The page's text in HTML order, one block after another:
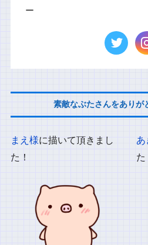
ー
素敵なぶたさんをありが
まえ様に描いて頂きまし
た！
あ
た